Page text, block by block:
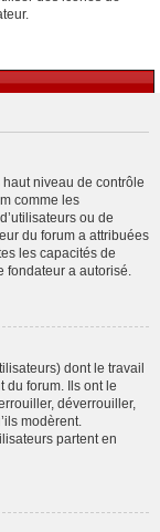
niveau de contrôle
comme les
ou de
du forum a attribuées
les capacités de
fondateur a autorisé.
dont le travail
du forum. Ils ont le
déverrouiller,
modèrent.
partent en